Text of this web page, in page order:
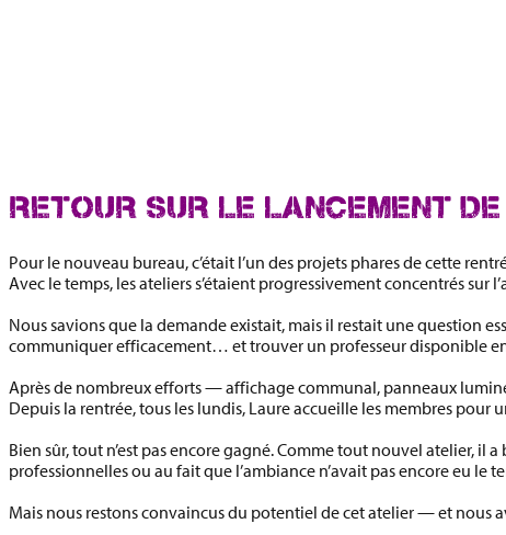
RETOUR SUR LE LANCEMENT
Pour le nouveau bureau, c’était l’un des projets phares de cette
Avec le temps, les ateliers s’étaient progressivement concentrés
Nous savions que la demande existait, mais il restait une question
communiquer efficacement… et trouver un professeur disponible
Après de nombreux efforts — affichage communal, panneaux
Depuis la rentrée,tous les lundis, Laure accueille les membres pour
Bien sûr, tout n’est pas encore gagné. Comme tout nouvel atelier,
professionnelles ou au fait que l’ambiance n’avait pas encore eu le
Mais nous restons convaincus du potentiel de cet atelier — et nous